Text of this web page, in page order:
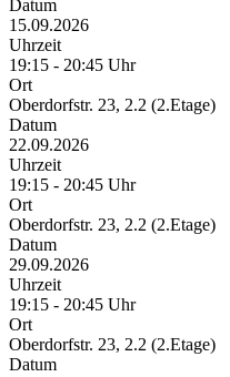
Datum
15.09.2026
Uhrzeit
19:15 - 20:45 Uhr
Ort
Oberdorfstr. 23, 2.2 (2.Etage)
Datum
22.09.2026
Uhrzeit
19:15 - 20:45 Uhr
Ort
Oberdorfstr. 23, 2.2 (2.Etage)
Datum
29.09.2026
Uhrzeit
19:15 - 20:45 Uhr
Ort
Oberdorfstr. 23, 2.2 (2.Etage)
Datum